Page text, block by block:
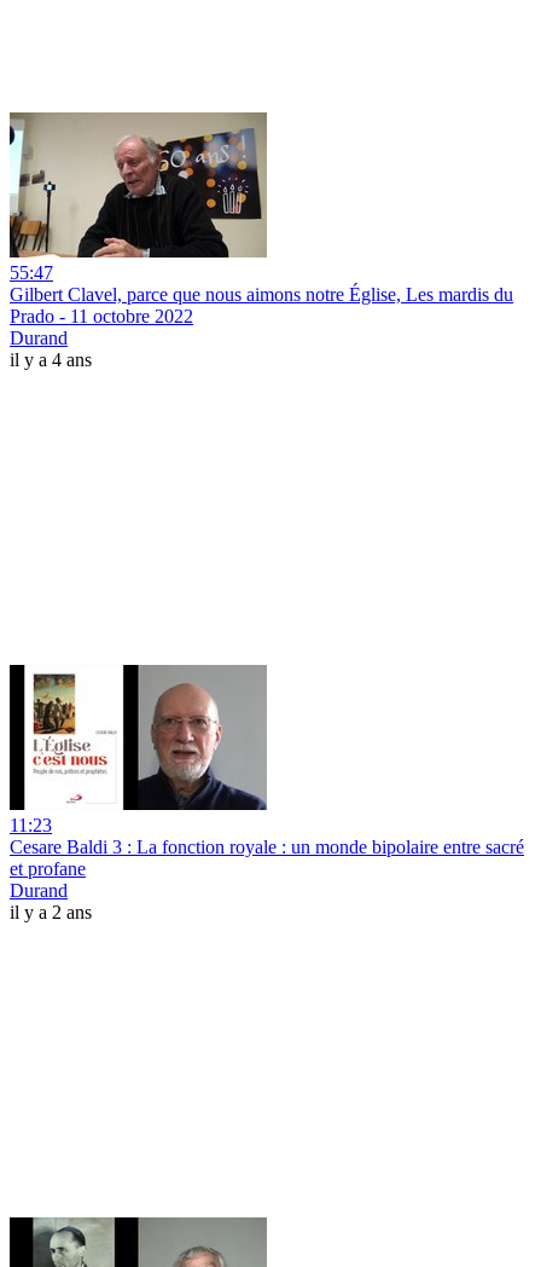
55:47
Gilbert Clavel, parce que nous aimons notre Église, Les mardis du
Prado - 11 octobre 2022
Durand
il y a 4 ans
11:23
Cesare Baldi 3 : La fonction royale : un monde bipolaire entre sacré
et profane
Durand
il y a 2 ans